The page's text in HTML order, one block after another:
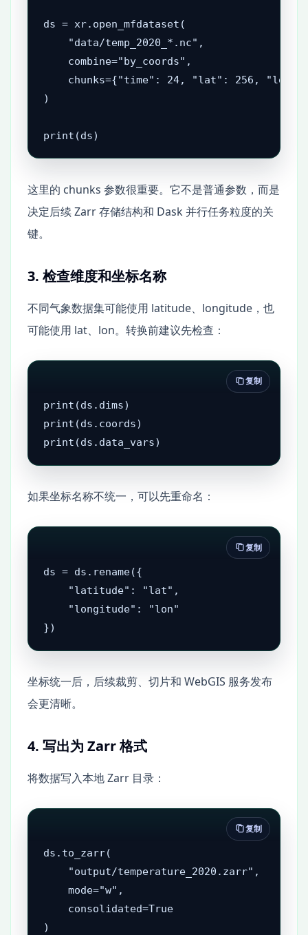
ds = xr.open_mfdataset(
    "data/temp_2020_*.nc",
    combine="by_coords",
chunks={"time": 24, "lat": 256, "lon":
)
print(ds)
这里的 chunks 参数很重要。它不是普通参数，而是
决定后续 Zarr 存储结构和 Dask 并行任务粒度的关
键。
3. 检查维度和坐标名称
不同气象数据集可能使用 latitude、longitude，也
可能使用 lat、lon。转换前建议先检查：
print(ds.dims)
print(ds.coords)
print(ds.data_vars)
复制
如果坐标名称不统一，可以先重命名：
ds = ds.rename({
    "latitude": "lat",
    "longitude": "lon"
})
复制
坐标统一后，后续裁剪、切片和 WebGIS 服务发布
会更清晰。
4. 写出为 Zarr 格式
将数据写入本地 Zarr 目录：
ds.to_zarr(
    "output/temperature_2020.zarr",
    mode="w",
    consolidated=True
)
复制